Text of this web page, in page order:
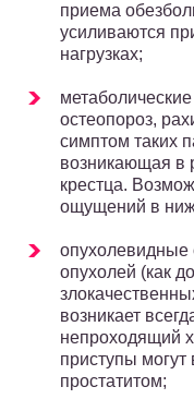
приема
усиливаются
нагрузках;
остеопороз,
симптом таких
возникающая в
крестца.
ощущений в
опухолей (как
возникает
непроходящий
приступы
простатитом;